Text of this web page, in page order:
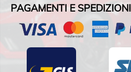
PAGAMENTI E SPEDIZIONI